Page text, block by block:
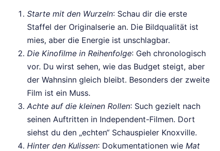
Starte mit den Wurzeln: Schau dir die erste
Staffel der Originalserie an. Die Bildqualität ist
mies, aber die Energie ist unschlagbar.
Die Kinofilme in Reihenfolge: Geh chronologisch
vor. Du wirst sehen, wie das Budget steigt, aber
der Wahnsinn gleich bleibt. Besonders der zweite
Film ist ein Muss.
Achte auf die kleinen Rollen: Such gezielt nach
seinen Auftritten in Independent-Filmen. Dort
siehst du den „echten“ Schauspieler Knoxville.
Hinter den Kulissen: Dokumentationen wie Mat